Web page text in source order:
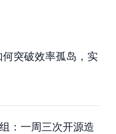
突破效率孤岛，实
：一周三次开源造